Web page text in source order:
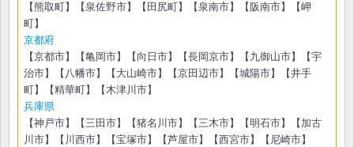
【熊取町】【泉佐野市】【田尻町】【泉南市】【阪南市】【岬
町】
京都府
【京都市】【亀岡市】【向日市】【長岡京市】【九御山市】【宇
治市】【八幡市】【大山崎市】【京田辺市】【城陽市】【井手
町】【精華町】【木津川市】
兵庫県
【神戸市】【三田市】【猪名川市】【三木市】【明石市】【加古
川市】【川西市】【宝塚市】【芦屋市】【西宮市】【尼崎市】